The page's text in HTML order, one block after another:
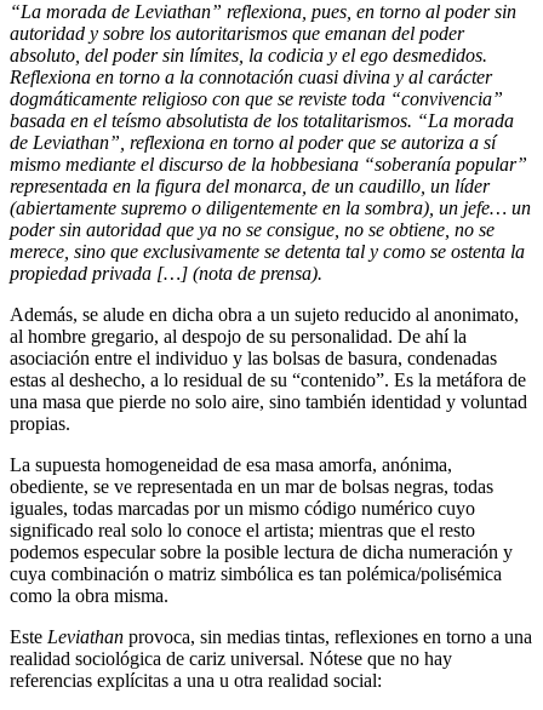
“La morada de Leviathan” reflexiona, pues, en torno al poder sin
autoridad y sobre los autoritarismos que emanan del poder
absoluto, del poder sin límites, la codicia y el ego desmedidos.
Reflexiona en torno a la connotación cuasi divina y al carácter
dogmáticamente religioso con que se reviste toda “convivencia”
basada en el teísmo absolutista de los totalitarismos. “La morada
de Leviathan”, reflexiona en torno al poder que se autoriza a sí
mismo mediante el discurso de la hobbesiana “soberanía popular”
representada en la figura del monarca, de un caudillo, un líder
(abiertamente supremo o diligentemente en la sombra), un jefe… un
poder sin autoridad que ya no se consigue, no se obtiene, no se
merece, sino que exclusivamente se detenta tal y como se ostenta la
propiedad privada […] (nota de prensa).
Además, se alude en dicha obra a un sujeto reducido al anonimato,
al hombre gregario, al despojo de su personalidad. De ahí la
asociación entre el individuo y las bolsas de basura, condenadas
estas al deshecho, a lo residual de su “contenido”. Es la metáfora de
una masa que pierde no solo aire, sino también identidad y voluntad
propias.
La supuesta homogeneidad de esa masa amorfa, anónima,
obediente, se ve representada en un mar de bolsas negras, todas
iguales, todas marcadas por un mismo código numérico cuyo
significado real solo lo conoce el artista; mientras que el resto
podemos especular sobre la posible lectura de dicha numeración y
cuya combinación o matriz simbólica es tan polémica/polisémica
como la obra misma.
Este Leviathan provoca, sin medias tintas, reflexiones en torno a una
realidad sociológica de cariz universal. Nótese que no hay
referencias explícitas a una u otra realidad social: